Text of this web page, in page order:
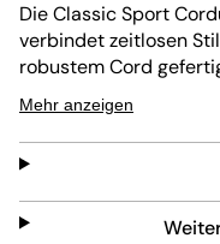
Die Classic Sport
verbindet zeitlosen
robustem Cord
UV-Schutz. Die flache
Gesicht, während
Ein verstellbarer
Passform, wodurch
zu tragen ist.
Mehr anzeigen